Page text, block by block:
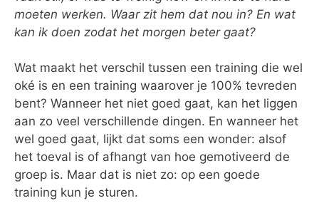
moeten werken. Waar zit hem dat nou in? En wat
kan ik doen zodat het morgen beter gaat?
Wat maakt het verschil tussen een training die wel
oké is en een training waarover je 100% tevreden
bent? Wanneer het niet goed gaat, kan het liggen
aan zo veel verschillende dingen. En wanneer het
wel goed gaat, lijkt dat soms een wonder: alsof
het toeval is of afhangt van hoe gemotiveerd de
groep is. Maar dat is niet zo: op een goede
training kun je sturen.